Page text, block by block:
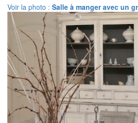
Voir la photo : Salle à manger avec un